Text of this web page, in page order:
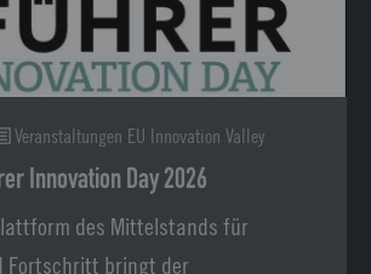
Veranstaltungen EU Innovation Valley
Innovation Day 2026
des Mittelstands für
Fortschritt bringt der